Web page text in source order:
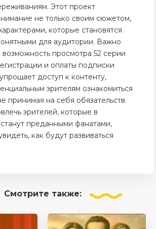
Этот проект
не только своим сюжетом,
которые становятся
для аудитории. Важно
возможность просмотра 52 серии
и оплаты подписки
доступ к контенту,
зрителям ознакомиться
принимая на себя обязательств.
зрителей, которые в
преданными фанатами,
как будут развиваться
Смотрите также: